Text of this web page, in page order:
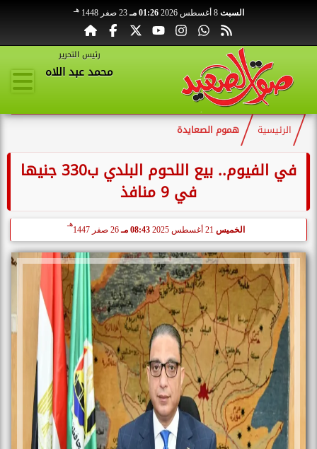
السبت 8 أغسطس 2026 01:26 مـ 23 صفر 1448 هـ
رئيس التحرير
محمد عبد اللاه
الرئيسية هموم الصعايدة
في الفيوم.. بيع اللحوم البلدي ب330 جنيها
في 9 منافذ
الخميس 08:43 مـ 26 صفر 1447
هـ